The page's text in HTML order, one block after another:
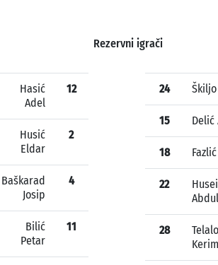
Rezervni igrači
Hasić
Adel
12
Husić
Eldar
2
Baškarad
Josip
4
Bilić
Petar
11
24
15 Delić
18
22
28
Kerim